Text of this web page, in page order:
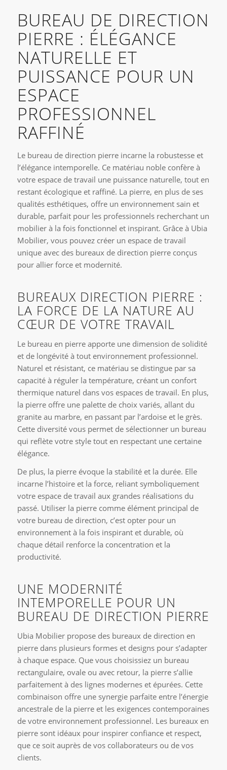
BUREAU DE DIRECTION
PIERRE : ÉLÉGANCE
NATURELLE ET
PUISSANCE POUR UN
ESPACE
PROFESSIONNEL
RAFFINÉ
Le bureau de direction pierre incarne la robustesse et
l’élégance intemporelle. Ce matériau noble confère à
votre espace de travail une puissance naturelle, tout en
restant écologique et raffiné. La pierre, en plus de ses
qualités esthétiques, offre un environnement sain et
durable, parfait pour les professionnels recherchant un
mobilier à la fois fonctionnel et inspirant. Grâce à Ubia
Mobilier, vous pouvez créer un espace de travail
unique avec des bureaux de direction pierre conçus
pour allier force et modernité.
BUREAUX DIRECTION PIERRE :
LA FORCE DE LA NATURE AU
CŒUR DE VOTRE TRAVAIL
Le bureau en pierre apporte une dimension de solidité
et de longévité à tout environnement professionnel.
Naturel et résistant, ce matériau se distingue par sa
capacité à réguler la température, créant un confort
thermique naturel dans vos espaces de travail. En plus,
la pierre offre une palette de choix variés, allant du
granite au marbre, en passant par l’ardoise et le grès.
Cette diversité vous permet de sélectionner un bureau
qui reflète votre style tout en respectant une certaine
élégance.
De plus, la pierre évoque la stabilité et la durée. Elle
incarne l’histoire et la force, reliant symboliquement
votre espace de travail aux grandes réalisations du
passé. Utiliser la pierre comme élément principal de
votre bureau de direction, c’est opter pour un
environnement à la fois inspirant et durable, où
chaque détail renforce la concentration et la
productivité.
UNE MODERNITÉ
INTEMPORELLE POUR UN
BUREAU DE DIRECTION PIERRE
Ubia Mobilier propose des bureaux de direction en
pierre dans plusieurs formes et designs pour s’adapter
à chaque espace. Que vous choisissiez un bureau
rectangulaire, ovale ou avec retour, la pierre s’allie
parfaitement à des lignes modernes et épurées. Cette
combinaison offre une synergie parfaite entre l’énergie
ancestrale de la pierre et les exigences contemporaines
de votre environnement professionnel. Les bureaux en
pierre sont idéaux pour inspirer confiance et respect,
que ce soit auprès de vos collaborateurs ou de vos
clients.